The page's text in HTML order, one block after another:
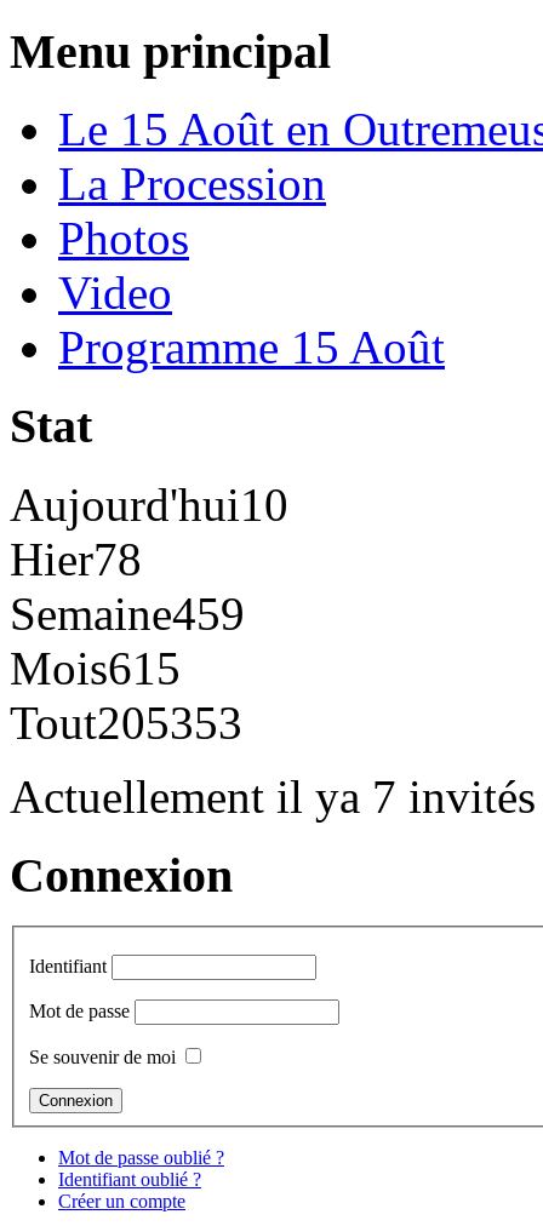
Menu principal
Le 15 Août en
La Procession
Photos
Video
Programme 15 Août
Stat
Aujourd'hui10
Hier78
Semaine459
Mois615
Tout205353
Actuellement il ya 7 invités
Connexion
Identifiant
Mot de passe
Se souvenir de moi
Mot de passe oublié ?
Identifiant oublié ?
Créer un compte